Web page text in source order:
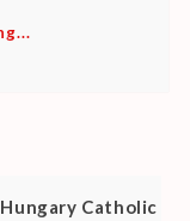
Catholic